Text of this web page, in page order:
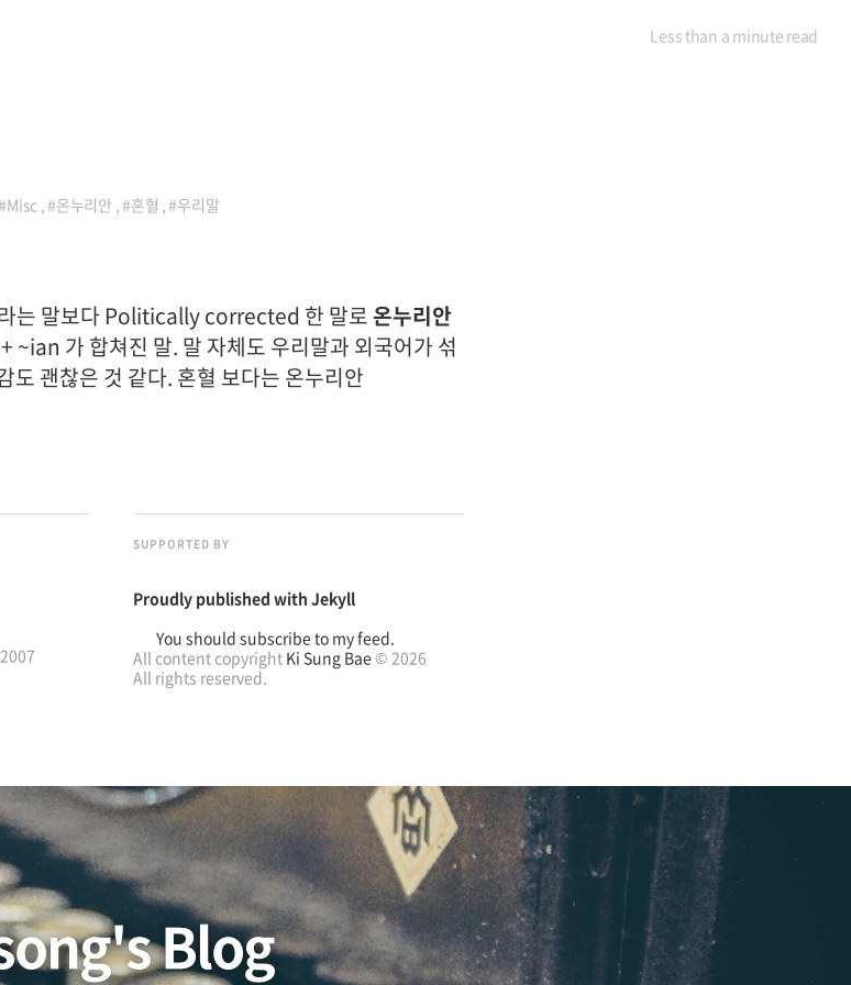
,#온누리안 ,#혼혈 ,#우리말
Less than a minute read
는 말보다 Politically corrected 한 말로온누리안
~ian 가 합쳐진 말. 말 자체도 우리말과 외국어가 섞
도 괜찮은 것 같다. 혼혈 보다는 온누리안
SUPPORTED BY
Proudly published withJekyll
You should subscribe to my feed.
All content copyright Ki Sung Bae© 2026
All rights reserved.
Blog